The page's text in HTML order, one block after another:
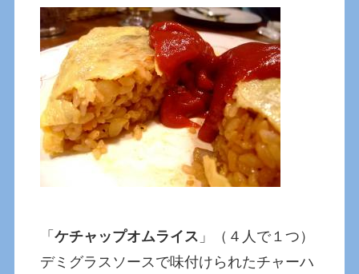
「ケチャップオムライス 」（４人で１つ）
デミグラスソースで味付けられたチャーハ